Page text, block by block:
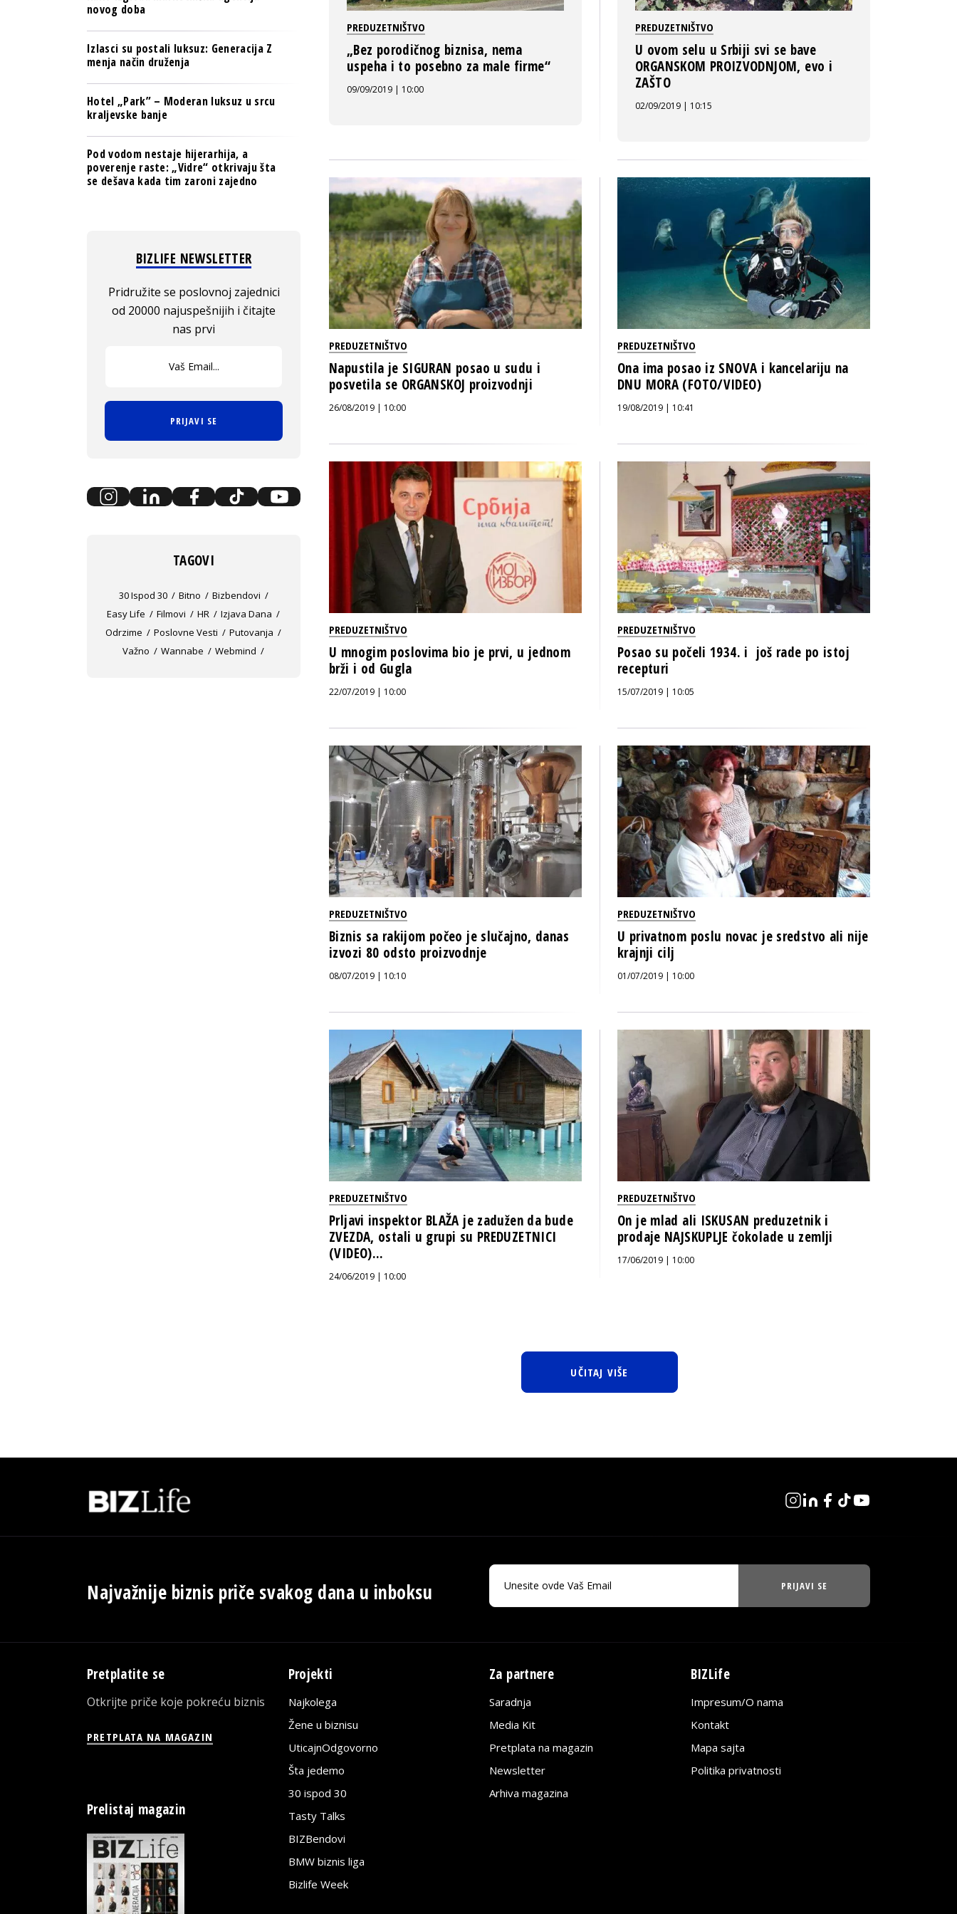
PREDUZETNIŠTVO
„Bez porodičnog biznisa, nema
uspeha i to posebno za male firme“
09/09/2019 | 10:00
PREDUZETNIŠTVO
U ovom selu u Srbiji svi se bave
ORGANSKOM PROIZVODNJOM, evo i
ZAŠTO
02/09/2019 | 10:15
PREDUZETNIŠTVO
Napustila je SIGURAN posao u sudu i
posvetila se ORGANSKOJ proizvodnji
26/08/2019 | 10:00
PREDUZETNIŠTVO
Ona ima posao iz SNOVA i kancelariju na
DNU MORA (FOTO/VIDEO)
19/08/2019 | 10:41
PREDUZETNIŠTVO
U mnogim poslovima bio je prvi, u jednom
brži i od Gugla
22/07/2019 | 10:00
PREDUZETNIŠTVO
Posao su počeli 1934. i još rade po istoj
recepturi
15/07/2019 | 10:05
PREDUZETNIŠTVO
Biznis sa rakijom počeo je slučajno, danas
izvozi 80 odsto proizvodnje
08/07/2019 | 10:10
PREDUZETNIŠTVO
U privatnom poslu novac je sredstvo ali nije
krajnji cilj
01/07/2019 | 10:00
PREDUZETNIŠTVO
Prljavi inspektor BLAŽA je zadužen da bude
ZVEZDA, ostali u grupi su PREDUZETNICI
(VIDEO)...
24/06/2019 | 10:00
PREDUZETNIŠTVO
On je mlad ali ISKUSAN preduzetnik i
prodaje NAJSKUPLJE čokolade u zemlji
17/06/2019 | 10:00
UČITAJ VIŠE
novog doba
Izlasci su postali luksuz: Generacija Z
menja način druženja
Hotel „Park” – Moderan luksuz u srcu
kraljevske banje
Pod vodom nestaje hijerarhija, a
poverenje raste: „Vidre“ otkrivaju šta
se dešava kada tim zaroni zajedno
BIZLIFE NEWSLETTER
Pridružite se poslovnoj zajednici
od 20000 najuspešnijih i čitajte
nas prvi
PRIJAVI SE
TAGOVI
30 Ispod 30 Bitno
Bizbendovi
Easy Life
Filmovi HR
Izjava Dana
Odrzime
Poslovne Vesti
Putovanja
Važno
Wannabe Webmind
Najvažnije biznis priče svakog dana u inboksu PRIJAVI SE
Pretplatite se
Otkrijte priče koje pokreću biznis
PRETPLATA NA MAGAZIN
Prelistaj magazin
Projekti
Najkolega
Žene u biznisu
UticajnOdgovorno
Šta jedemo
30 ispod 30
Tasty Talks
BIZBendovi
BMW biznis liga
Bizlife Week
Za partnere
Saradnja
Media Kit
Pretplata na magazin
Newsletter
Arhiva magazina
BIZLife
Impresum/O nama
Kontakt
Mapa sajta
Politika privatnosti